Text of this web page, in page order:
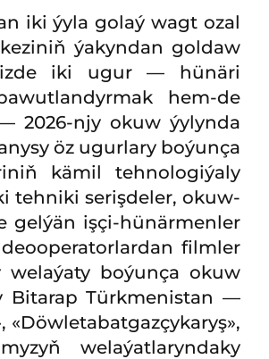
iki ýyla golaý wagt ozal
ýakyndan goldaw
iki ugur — hünäri
hem-de
2026-njy okuw ýylynda
öz ugurlary boýunça
kämil tehnologiýaly
tehniki serişdeler, okuw-
gelýän işçi-hünärmenler
filmler
boýunça okuw
Bitarap Türkmenistan —
welaýatlaryndaky